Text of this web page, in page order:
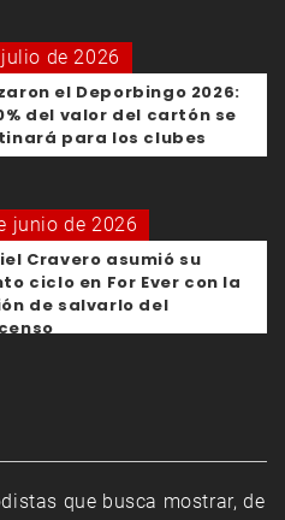
de 2026
el Deporbingo 2026:
del valor del cartón se
para los clubes
junio de 2026
Cravero asumió su
ciclo en For Ever con la
de salvarlo del
que busca mostrar, de